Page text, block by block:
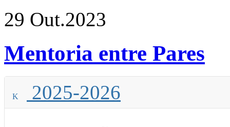
29 Out.2023
Mentoria entre Pares
2025-2026